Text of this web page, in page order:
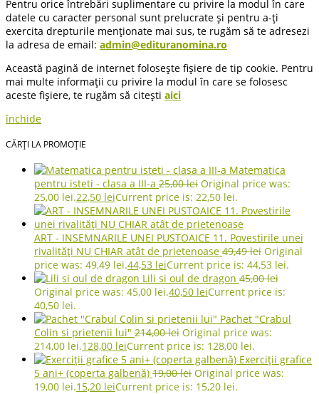
Pentru orice întrebări suplimentare cu privire la modul în care
datele cu caracter personal sunt prelucrate și pentru a-ți
exercita drepturile menționate mai sus, te rugăm să te adresezi
la adresa de email: admin@edituranomina.ro
Această pagină de internet folosește fișiere de tip cookie. Pentru
mai multe informații cu privire la modul în care se folosesc
aceste fișiere, te rugăm să citești aici
închide
CĂRȚI LA PROMOȚIE
Matematica
pentru isteti - clasa a III-a 25,00lei Original price was:
25,00 lei.22,50 leiCurrent price is: 22,50 lei.
ART - INSEMNARILE UNEI PUSTOAICE 11. Povestirile unei
rivalități NU CHIAR atât de prietenoase 49,49lei Original
price was: 49,49 lei.44,53 leiCurrent price is: 44,53 lei.
Lili si oul de dragon 45,00lei
Original price was: 45,00 lei.40,50 leiCurrent price is:
40,50 lei.
Pachet "Crabul
Colin si prietenii lui" 214,00lei Original price was:
214,00 lei.128,00 leiCurrent price is: 128,00 lei.
Exerciții grafice
5 ani+ (coperta galbenă) 19,00lei Original price was:
19,00 lei.15,20 leiCurrent price is: 15,20 lei.